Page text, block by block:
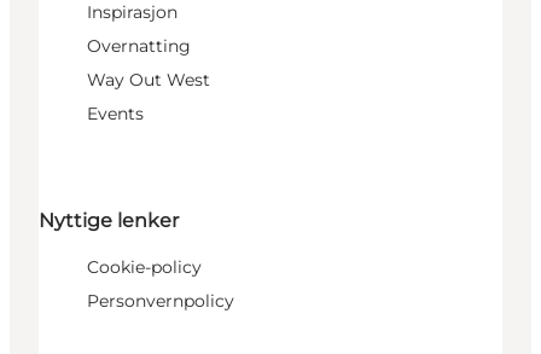
Inspirasjon
Overnatting
Way Out West
Events
Nyttige lenker
Cookie-policy
Personvernpolicy